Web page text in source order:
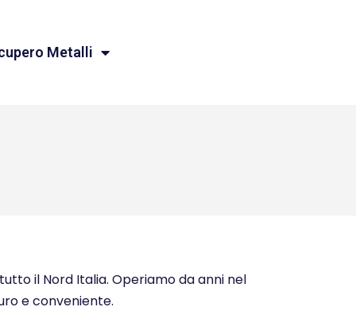
Metalli
il Nord Italia. Operiamo da anni nel
e conveniente.